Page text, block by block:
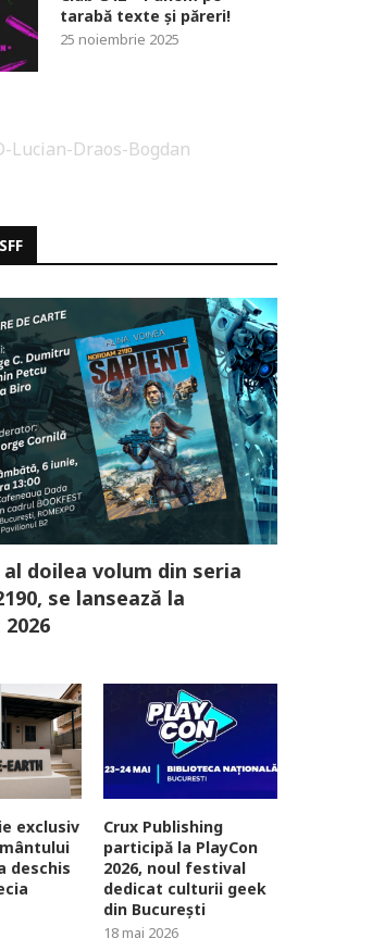
tarabă texte și păreri!
25 noiembrie 2025
al doilea volum din seria
se lansează la
exclusiv
deschis
Crux Publishing
participă la PlayCon
2026, noul festival
dedicat culturii geek
din București
18 mai 2026